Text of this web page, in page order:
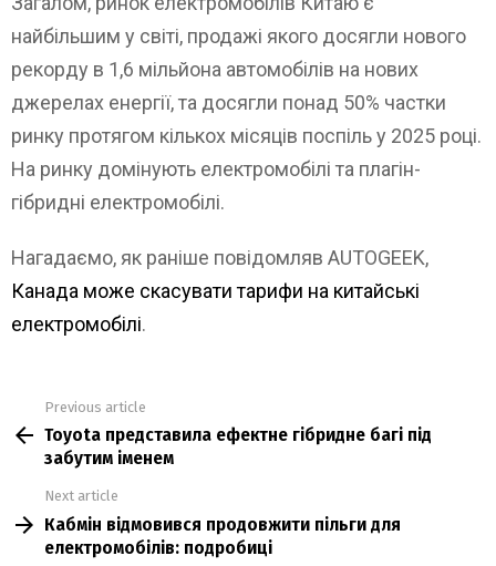
найбільшим у світі, продажі якого досягли нового
рекорду в 1,6 мільйона автомобілів на нових
джерелах енергії, та досягли понад 50% частки
ринку протягом кількох місяців поспіль у 2025 році.
На ринку домінують електромобілі та плагін-
гібридні електромобілі.
Нагадаємо, як раніше повідомляв AUTOGEEK,
Канада може скасувати тарифи на китайські
електромобілі.
more
Previous article
Toyota представила ефектне гібридне багі під
забутим іменем
Next article
Кабмін відмовився продовжити пільги для
електромобілів: подробиці